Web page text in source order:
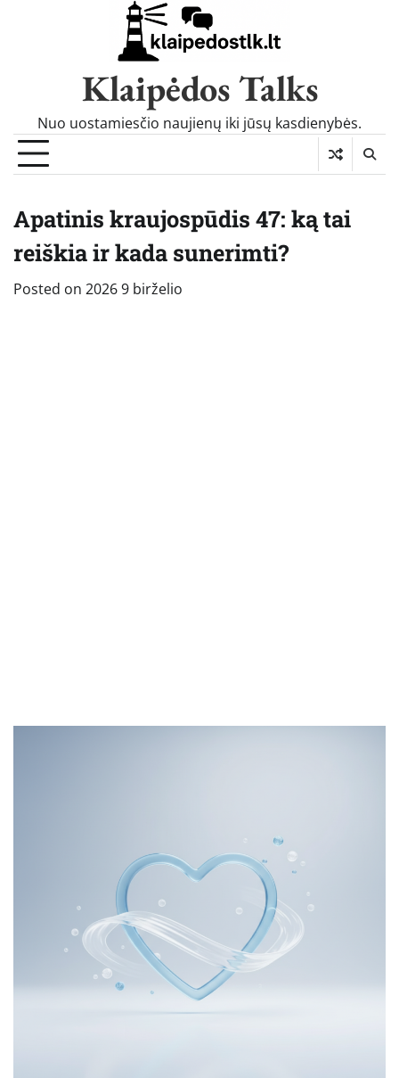
Klaipėdos Talks
Nuo uostamiesčio naujienų iki jūsų kasdienybės.
Apatinis kraujospūdis 47: ką tai
reiškia ir kada sunerimti?
Posted on 2026 9 birželio